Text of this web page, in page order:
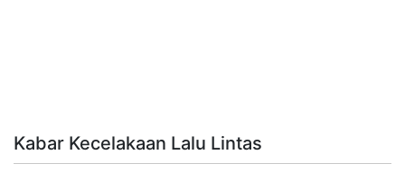
Kabar Kecelakaan Lalu Lintas